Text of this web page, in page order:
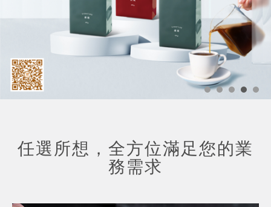
任選所想，全方位滿足您的業
務需求